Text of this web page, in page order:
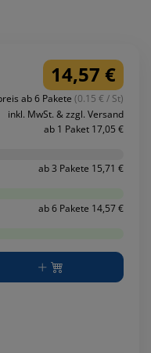
14,57 €
ab 6 Pakete (0.15 € / St)
inkl. MwSt. & zzgl. Versand
ab 1 Paket 17,05 €
ab 3 Pakete 15,71 €
ab 6 Pakete 14,57 €